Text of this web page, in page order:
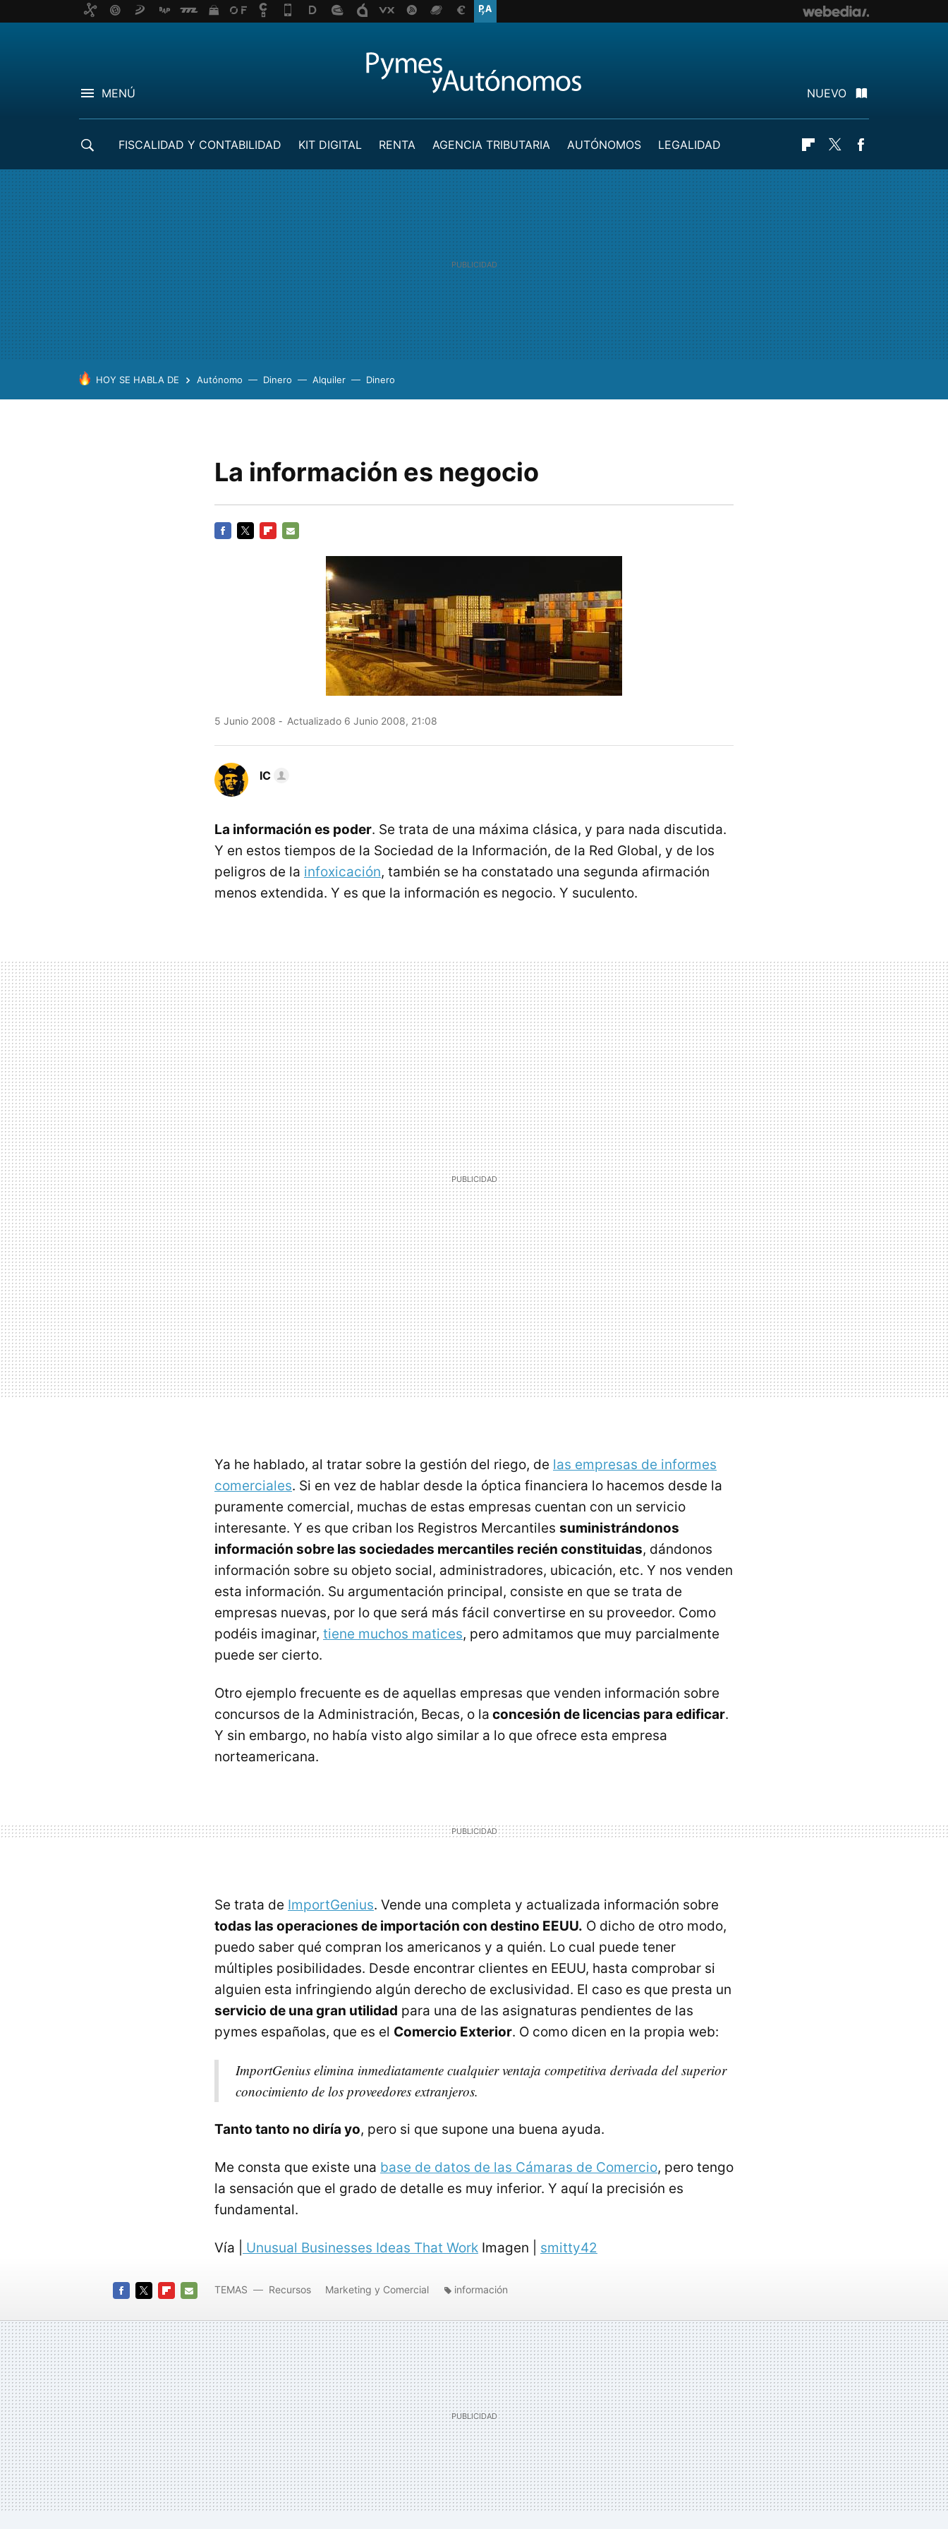
MENÚ NUEVO
FISCALIDAD Y CONTABILIDAD KIT DIGITAL RENTA AGENCIA TRIBUTARIA AUTÓNOMOS
LEGALIDAD
Flipboard
Twitter
HOY SE HABLA DE Autónomo Dinero Alquiler Dinero
La información es negocio
5 Junio 2008 Actualizado 6 Junio 2008, 21:08
IC
La información es poder. Se trata de una máxima clásica, y para nada discutida.
Y en estos tiempos de la Sociedad de la Información, de la Red Global, y de los
peligros de la infoxicación, también se ha constatado una segunda afirmación
menos extendida. Y es que la información es negocio. Y suculento.
Ya he hablado, al tratar sobre la gestión del riego, de las empresas de informes
comerciales. Si en vez de hablar desde la óptica financiera lo hacemos desde la
puramente comercial, muchas de estas empresas cuentan con un servicio
interesante. Y es que criban los Registros Mercantiles suministrándonos
información sobre las sociedades mercantiles recién constituidas, dándonos
información sobre su objeto social, administradores, ubicación, etc. Y nos venden
esta información. Su argumentación principal, consiste en que se trata de
empresas nuevas, por lo que será más fácil convertirse en su proveedor. Como
podéis imaginar, tiene muchos matices, pero admitamos que muy parcialmente
puede ser cierto.
Otro ejemplo frecuente es de aquellas empresas que venden información sobre
concursos de la Administración, Becas, o la concesión de licencias para edificar.
Y sin embargo, no había visto algo similar a lo que ofrece esta empresa
norteamericana.
Se trata de ImportGenius. Vende una completa y actualizada información sobre
todas las operaciones de importación con destino EEUU. O dicho de otro modo,
puedo saber qué compran los americanos y a quién. Lo cual puede tener
múltiples posibilidades. Desde encontrar clientes en EEUU, hasta comprobar si
alguien esta infringiendo algún derecho de exclusividad. El caso es que presta un
servicio de una gran utilidad para una de las asignaturas pendientes de las
pymes españolas, que es el Comercio Exterior. O como dicen en la propia web:
ImportGenius elimina inmediatamente cualquier ventaja competitiva derivada del superior
conocimiento de los proveedores extranjeros.
Tanto tanto no diría yo, pero si que supone una buena ayuda.
Me consta que existe una base de datos de las Cámaras de Comercio, pero tengo
la sensación que el grado de detalle es muy inferior. Y aquí la precisión es
fundamental.
Vía | Unusual Businesses Ideas That Work Imagen | smitty42
MAIL
TEMAS Recursos Marketing y Comercial información